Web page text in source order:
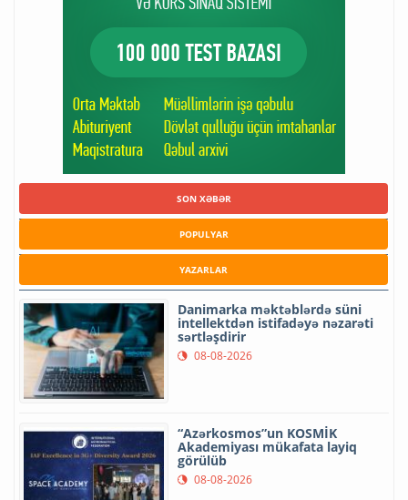
SON XƏBƏR
POPULYAR
YAZARLAR
Danimarka məktəblərdə süni
intellektdən istifadəyə nəzarəti
sərtləşdirir
08-08-2026
“Azərkosmos”un KOSMİK
Akademiyası mükafata layiq
görülüb
08-08-2026